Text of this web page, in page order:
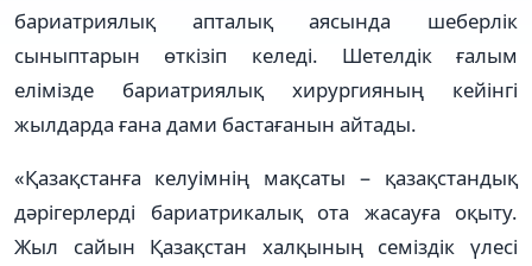
бариатриялық апталық аясында шеберлік
сыныптарын өткізіп келеді. Шетелдік ғалым
елімізде бариатриялық хирургияның кейінгі
жылдарда ғана дами бастағанын айтады.
«Қазақстанға келуімнің мақсаты − қазақстандық
дәрігерлерді бариатрикалық ота жасауға оқыту.
Жыл сайын Қазақстан халқының семіздік үлесі